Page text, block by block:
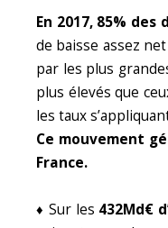
En 2017, 85%
de baisse assez
par les plus
plus élevés que
les taux
Ce mouvement
France.
♦ Sur les 432Md€